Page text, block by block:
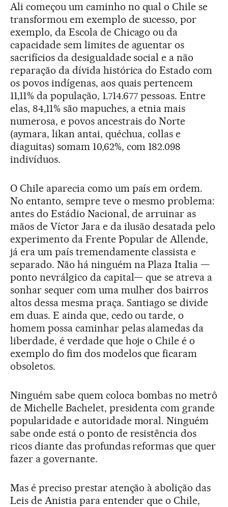
Ali começou um caminho no qual o Chile se
transformou em exemplo de sucesso, por
exemplo, da Escola de Chicago ou da
capacidade sem limites de aguentar os
sacrifícios da desigualdade social e a não
reparação da dívida histórica do Estado com
os povos indígenas, aos quais pertencem
11,11% da população, 1.714.677 pessoas. Entre
elas, 84,11% são mapuches, a etnia mais
numerosa, e povos ancestrais do Norte
(aymara, likan antai, quéchua, collas e
diaguitas) somam 10,62%, com 182.098
indivíduos.
O Chile aparecia como um país em ordem.
No entanto, sempre teve o mesmo problema:
antes do Estádio Nacional, de arruinar as
mãos de Víctor Jara e da ilusão desatada pelo
experimento da Frente Popular de Allende,
já era um país tremendamente classista e
separado. Não há ninguém na Plaza Italia —
ponto nevrálgico da capital— que se atreva a
sonhar sequer com uma mulher dos bairros
altos dessa mesma praça. Santiago se divide
em duas. E ainda que, cedo ou tarde, o
homem possa caminhar pelas alamedas da
liberdade, é verdade que hoje o Chile é o
exemplo do fim dos modelos que ficaram
obsoletos.
Ninguém sabe quem coloca bombas no metrô
de Michelle Bachelet, presidenta com grande
popularidade e autoridade moral. Ninguém
sabe onde está o ponto de resistência dos
ricos diante das profundas reformas que quer
fazer a governante.
Mas é preciso prestar atenção à abolição das
Leis de Anistia para entender que o Chile,